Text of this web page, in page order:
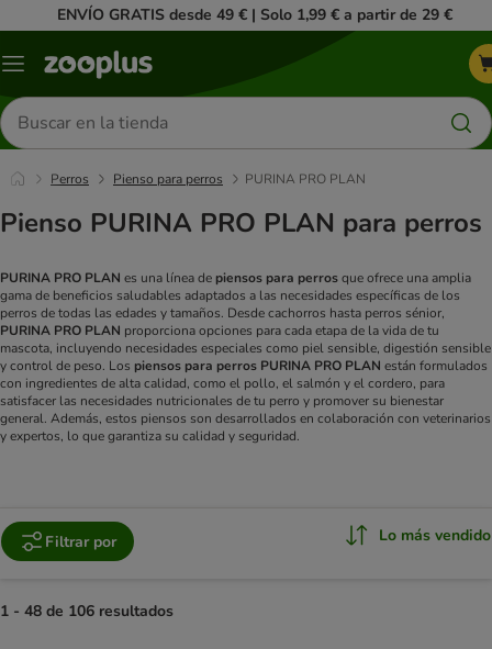
ENVÍO GRATIS desde 49 € | Solo 1,99 € a partir de 29 €
Menú
Buscar
productos
Perros Pienso para perros PURINA PRO PLAN
Pienso PURINA PRO PLAN para perros
PURINA PRO PLAN es una línea de piensos para perrosque ofrece una amplia
gama de beneficios saludables adaptados a las necesidades específicas de los
perros de todas las edades y tamaños. Desde cachorros hasta perros sénior,
PURINA PRO PLAN proporciona opciones para cada etapa de la vida de tu
mascota, incluyendo necesidades especiales como piel sensible, digestión sensible
y control de peso. Los piensos para perros PURINA PRO PLAN están formulados
con ingredientes de alta calidad, como el pollo, el salmón y el cordero, para
satisfacer las necesidades nutricionales de tu perro y promover su bienestar
general. Además, estos piensos son desarrollados en colaboración con veterinarios
y expertos, lo que garantiza su calidad y seguridad.
Filtrar por Lo más vendido
1 - 48 de 106 resultados